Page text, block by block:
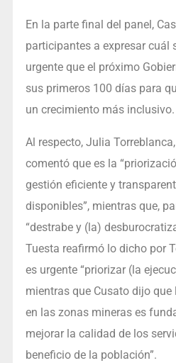
En la parte final del panel,
participantes a expresar cuál
urgente que el próximo
sus primeros 100 días para
un crecimiento más inclusivo.
Al respecto, Julia
comentó que es la
gestión eficiente y
disponibles”, mientras que,
“destrabe y (la)
Tuesta reafirmó lo dicho por
es urgente “priorizar (la
mientras que Cusato dijo que
en las zonas mineras es
mejorar la calidad de los
beneficio de la población”.